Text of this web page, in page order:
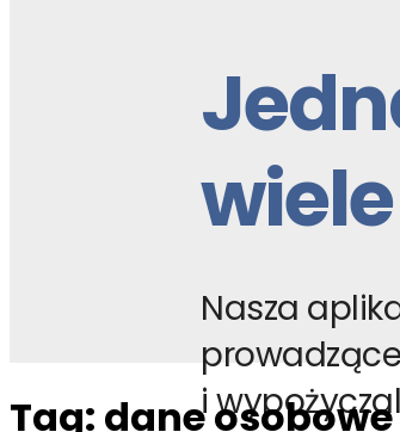
Nasza
i
Tag: dane osobowe